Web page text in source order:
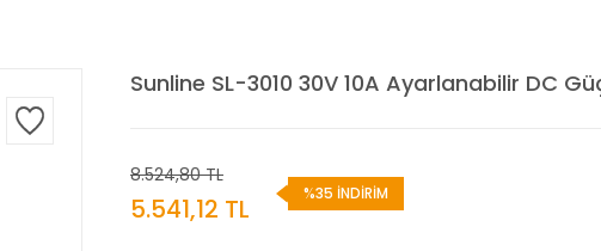
Sunline SL-3010 30V 10A Ayarlanabilir DC
8.524,80 TL
5.541,12 TL %35 İNDİRİM